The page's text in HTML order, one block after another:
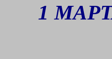
1